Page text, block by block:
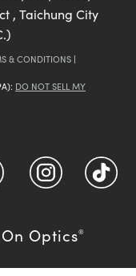
, Taichung City
& CONDITIONS |
DO NOT SELL MY
Optics®